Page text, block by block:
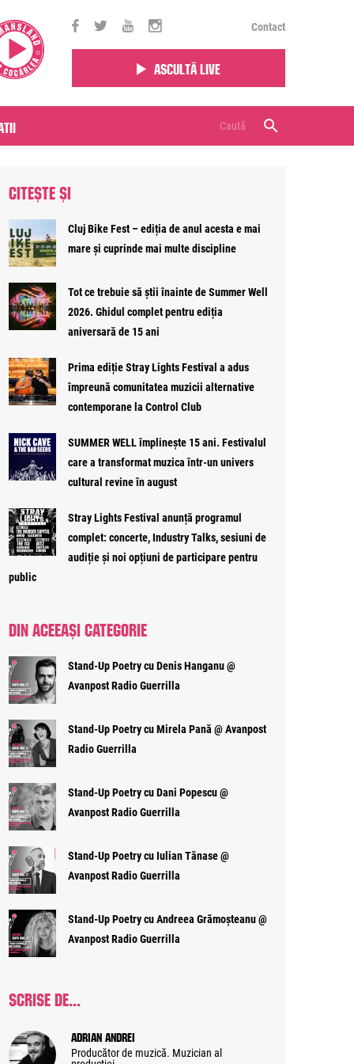
Contact
Ascultă live
CITEȘTE ȘI
Cluj Bike Fest – ediția de anul acesta e mai
mare și cuprinde mai multe discipline
Tot ce trebuie să știi înainte de Summer Well
2026. Ghidul complet pentru ediția
aniversară de 15 ani
Prima ediție Stray Lights Festival a adus
împreună comunitatea muzicii alternative
contemporane la Control Club
SUMMER WELL împlinește 15 ani. Festivalul
care a transformat muzica într-un univers
cultural revine în august
Stray Lights Festival anunță programul
complet: concerte, Industry Talks, sesiuni de
audiție și noi opțiuni de participare pentru
public
DIN ACEEAȘI CATEGORIE
Stand-Up Poetry cu Denis Hanganu @
Avanpost Radio Guerrilla
Stand-Up Poetry cu Mirela Pană @ Avanpost
Radio Guerrilla
Stand-Up Poetry cu Dani Popescu @
Avanpost Radio Guerrilla
Stand-Up Poetry cu Iulian Tănase @
Avanpost Radio Guerrilla
Stand-Up Poetry cu Andreea Grămoșteanu @
Avanpost Radio Guerrilla
SCRISE DE...
Adrian Andrei
Producător de muzică. Muzician al